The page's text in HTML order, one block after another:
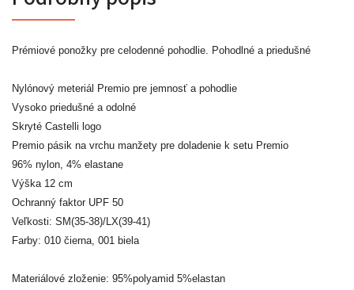
Prémiové ponožky pre celodenné pohodlie. Pohodlné a priedušné
Nylónový meteriál Premio pre jemnosť a pohodlie
Vysoko priedušné a odolné
Skryté Castelli logo
Premio pásik na vrchu manžety pre doladenie k setu Premio
96% nylon, 4% elastane
Výška 12 cm
Ochranný faktor UPF 50
Veľkosti: SM(35-38)/LX(39-41)
Farby: 010 čierna, 001 biela
Materiálové zloženie: 95%polyamid 5%elastan